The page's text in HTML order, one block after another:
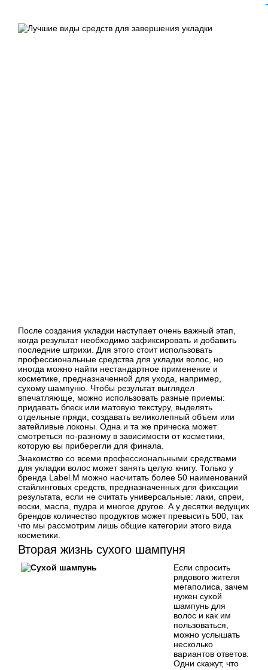
После создания укладки наступает очень важный этап,
когда результат необходимо зафиксировать и добавить
последние штрихи. Для этого стоит использовать
профессиональные средства для укладки волос, но
иногда можно найти нестандартное применение и
косметике, предназначенной для ухода, например,
сухому шампуню. Чтобы результат выглядел
впечатляюще, можно использовать разные приемы:
придавать блеск или матовую текстуру, выделять
отдельные пряди, создавать великолепный объем или
затейливые локоны. Одна и та же прическа может
смотреться по-разному в зависимости от косметики,
которую вы приберегли для финала.
Знакомство со всеми профессиональными средствами
для укладки волос может занять целую книгу. Только у
бренда Label.M можно насчитать более 50 наименований
стайлинговых средств, предназначенных для фиксации
результата, если не считать универсальные: лаки, спреи,
воски, масла, пудра и многое другое. А у десятки ведущих
брендов количество продуктов может превысить 500, так
что мы рассмотрим лишь общие категории этого вида
косметики.
Вторая жизнь сухого шампуня
Если спросить
рядового жителя
мегаполиса, зачем
нужен сухой
шампунь для
волос и как им
пользоваться,
можно услышать
несколько
вариантов ответов.
Одни скажут, что